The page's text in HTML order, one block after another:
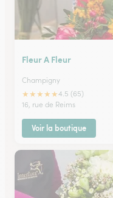
Fleur A Fleur
Champigny
★★★★★4.5 (65)
16, rue de Reims
Voir la boutique